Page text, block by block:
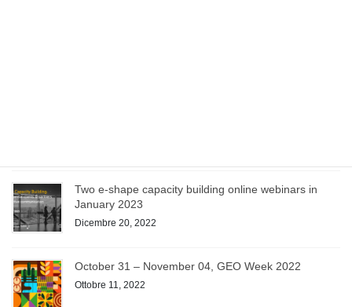
Two e-shape capacity building online webinars in
January 2023
Dicembre 20, 2022
October 31 – November 04, GEO Week 2022
Ottobre 11, 2022